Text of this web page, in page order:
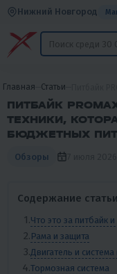
Нижний Новгород
Главная Статьи Питбайк
ПИТБАЙК
ТЕХНИКИ,
БЮДЖЕТНЫХ
Обзоры
Содержание статьи
Что это за питбайк
Рама и защита
Двигатель и система
Тормозная система